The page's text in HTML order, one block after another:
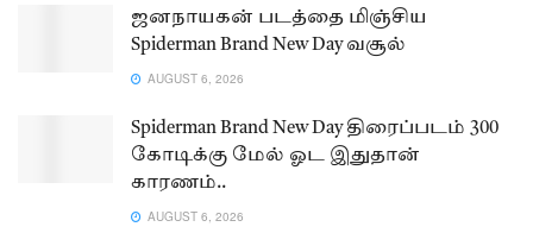
ஜனநாயகன் படத்தை மிஞ்சிய
Spiderman Brand New Day வசூல்
AUGUST 6, 2026
Spiderman Brand New Day திரைப்படம் 300
கோடிக்கு மேல் ஓட இதுதான்
காரணம்..
AUGUST 6, 2026